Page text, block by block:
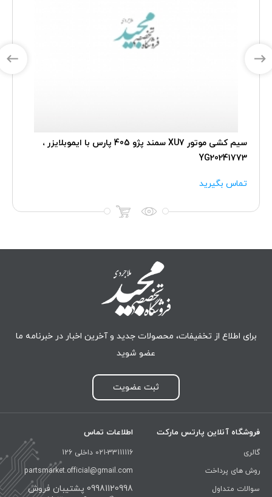
سیم کشی موتور XU7 سمند پژو 405 پارس با ایموبلایزر ،
YG20241773
تماس بگیرید
برای اطلاع از تخفیفات، محصولات جدید و آخرین اخبار در خبرنامه ما
عضو شوید
ثبت عضویت
فروشگاه آنلاین پارتس مارکت
گالری
روش های پرداخت
سوالات متداول
اطلاعات تماس
021-33111116 داخلی 126
partsmarket.official@gmail.com
09981120998 پشتیبان فروش